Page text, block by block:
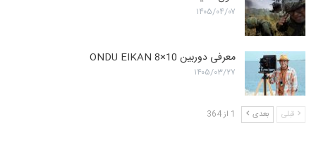
۱۴۰۵/۰۴/۰۷
معرفی دوربین ONDU EIKAN 8×10
۱۴۰۵/۰۳/۲۷
قبلی بعدی 1 از 364